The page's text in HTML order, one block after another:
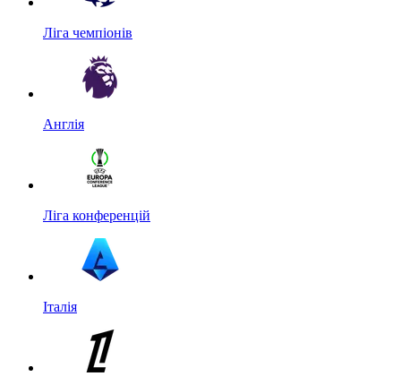
Ліга чемпіонів
Англія
Ліга конференцій
Італія